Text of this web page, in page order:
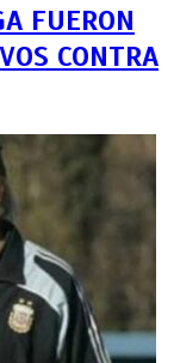
FUERON
CONTRA